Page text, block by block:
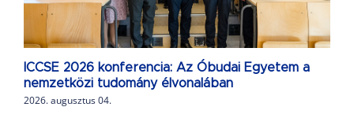
ICCSE 2026 konferencia: Az Óbudai Egyetem a
nemzetközi tudomány élvonalában
2026. augusztus 04.